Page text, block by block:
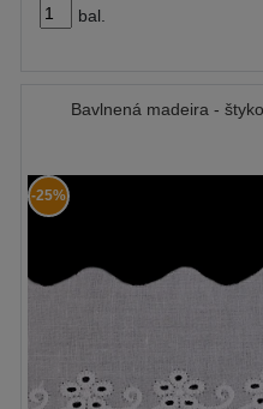
bal.
Bavlnená madeira -
-25%